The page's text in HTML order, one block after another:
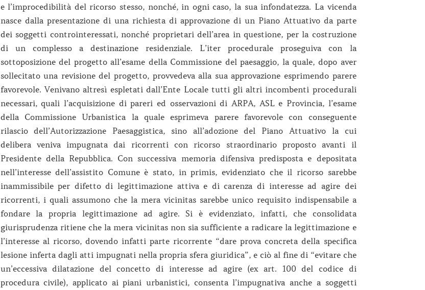
e l’improcedibilità del ricorso stesso, nonché, in ogni caso, la sua infondatezza. La vicenda
nasce dalla presentazione di una richiesta di approvazione di un Piano Attuativo da parte
dei soggetti controinteressati, nonché proprietari dell’area in questione, per la costruzione
di un complesso a destinazione residenziale. L’iter procedurale proseguiva con la
sottoposizione del progetto all’esame della Commissione del paesaggio, la quale, dopo aver
sollecitato una revisione del progetto, provvedeva alla sua approvazione esprimendo parere
favorevole. Venivano altresì espletati dall’Ente Locale tutti gli altri incombenti procedurali
necessari, quali l’acquisizione di pareri ed osservazioni di ARPA, ASL e Provincia, l’esame
della Commissione Urbanistica la quale esprimeva parere favorevole con conseguente
rilascio dell’Autorizzazione Paesaggistica, sino all’adozione del Piano Attuativo la cui
delibera veniva impugnata dai ricorrenti con ricorso straordinario proposto avanti il
Presidente della Repubblica. Con successiva memoria difensiva predisposta e depositata
nell’interesse dell’assistito Comune è stato, in primis, evidenziato che il ricorso sarebbe
inammissibile per difetto di legittimazione attiva e di carenza di interesse ad agire dei
ricorrenti, i quali assumono che la mera vicinitas sarebbe unico requisito indispensabile a
fondare la propria legittimazione ad agire. Si è evidenziato, infatti, che consolidata
giurisprudenza ritiene che la mera vicinitas non sia sufficiente a radicare la legittimazione e
l’interesse al ricorso, dovendo infatti parte ricorrente “dare prova concreta della specifica
lesione inferta dagli atti impugnati nella propria sfera giuridica”, e ciò al fine di “evitare che
un’eccessiva dilatazione del concetto di interesse ad agire (ex art. 100 del codice di
procedura civile), applicato ai piani urbanistici, consenta l’impugnativa anche a soggetti